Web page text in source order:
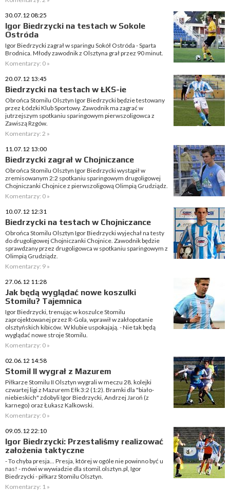
30.07.12 08:25
Igor Biedrzycki na testach w Sokole
Ostróda
Igor Biedrzycki zagrał w sparingu Sokół Ostróda - Sparta
Brodnica. Młody zawodnik z Olsztyna grał przez 90 minut.
Komentarzy: 0 »
20.07.12 13:45
Biedrzycki na testach w ŁKS-ie
Obrońca Stomilu Olsztyn Igor Biedrzycki będzie testowany
przez Łódzki Klub Sportowy. Zawodnik ma zagrać w
jutrzejszym spotkaniu sparingowym pierwszoligowca z
Zawiszą Rzgów.
Komentarzy: 2 »
11.07.12 13:00
Biedrzycki zagrał w Chojniczance
Obrońca Stomilu Olsztyn Igor Biedrzycki wystąpił w
zremisowanym 2:2 spotkaniu sparingowym drugoligowej
Chojniczanki Chojnice z pierwszoligową Olimpią Grudziądz.
Komentarzy: 0 »
10.07.12 12:31
Biedrzycki na testach w Chojniczance
Obrońca Stomilu Olsztyn Igor Biedrzycki wyjechał na testy
do drugoligowej Chojniczanki Chojnice. Zawodnik będzie
sprawdzany przez drugoligowca w spotkaniu sparingowym z
Olimpią Grudziądz.
Komentarzy: 9 »
27.06.12 11:28
Jak będą wyglądać nowe koszulki
Stomilu? Tajemnica
Igor Biedrzycki, trenując w koszulce Stomilu
zaprojektowanej przez R-Gola, wprawił w zakłopotanie
olsztyńskich kibiców. W klubie uspokajają. - Nie tak będą
wyglądać nowe stroje Stomilu.
Komentarzy: 0 »
02.06.12 14:58
Stomil II wygrał z Mazurem
Piłkarze Stomilu II Olsztyn wygrali w meczu 28. kolejki
czwartej ligi z Mazurem Ełk 3:2 (1:2). Bramki dla "biało-
niebieskich" zdobyli Igor Biedrzycki, Andrzej Jaroń (z
karnego) oraz Łukasz Kalkowski.
Komentarzy: 0 »
09.05.12 22:10
Igor Biedrzycki: Przestaliśmy realizować
założenia taktyczne
- To chyba presja... Presja, której w ogóle nie powinno być u
nas! - mówi w wywiadzie dla stomil.olsztyn.pl, Igor
Biedrzycki - piłkarz Stomilu Olsztyn.
Komentarzy: 1 »